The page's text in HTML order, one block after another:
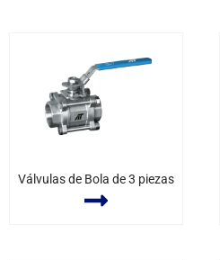
Válvulas de Bola de 3 piezas